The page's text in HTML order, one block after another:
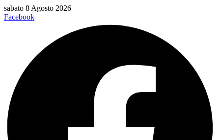
Vai
al
sabato 8 Agosto 2026
Facebook